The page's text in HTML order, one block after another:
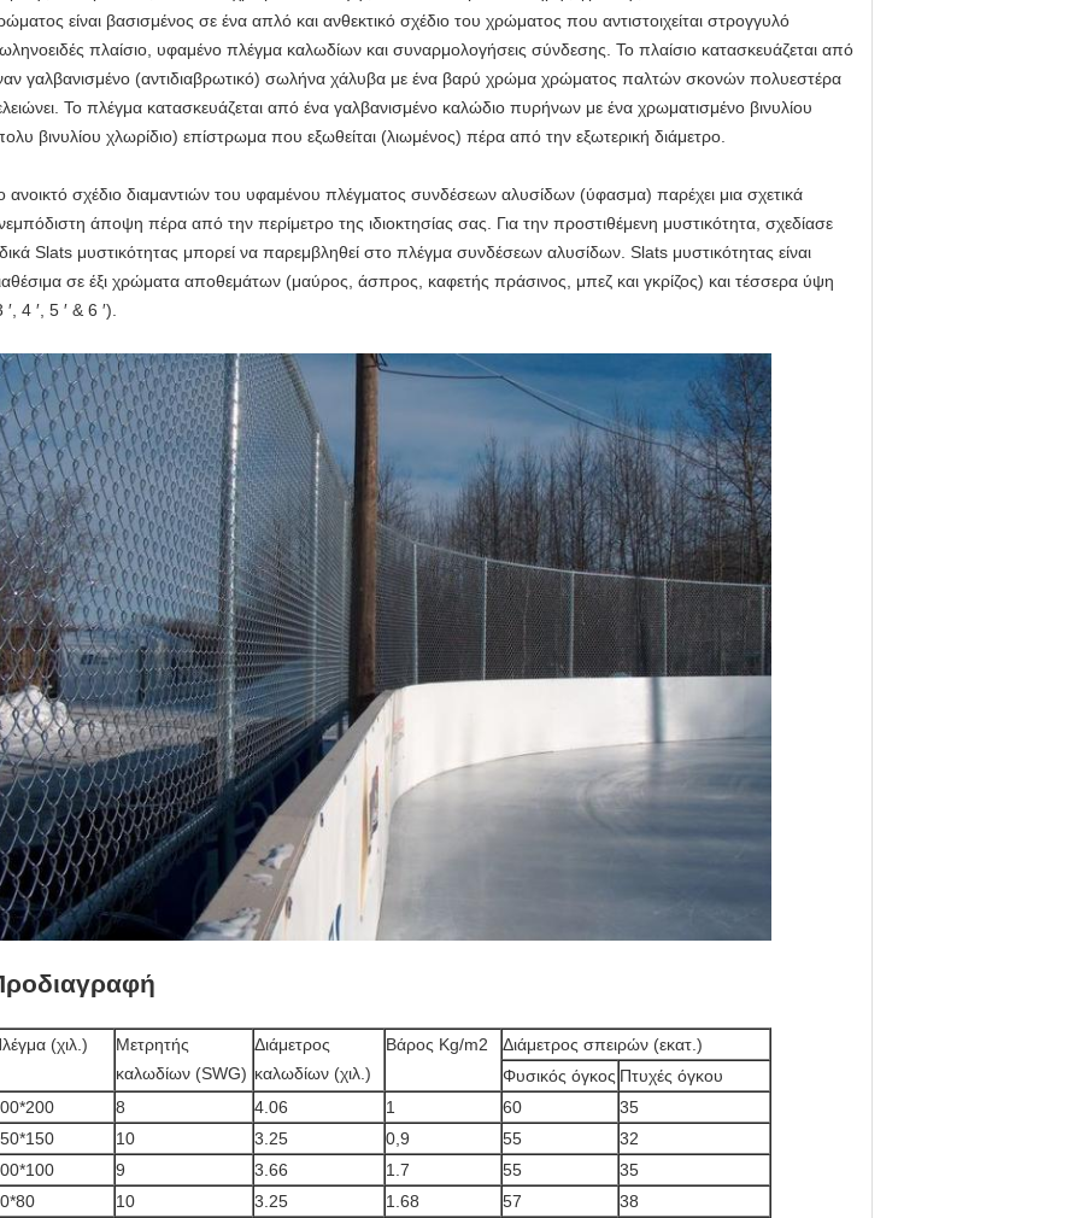
είναι βασισμένος σε ένα απλό και ανθεκτικό σχέδιο του χρώματος που αντιστοιχείται στρογγυλό
πλαίσιο, υφαμένο πλέγμα καλωδίων και συναρμολογήσεις σύνδεσης. Το πλαίσιο κατασκευάζεται από
γαλβανισμένο (αντιδιαβρωτικό) σωλήνα χάλυβα με ένα βαρύ χρώμα χρώματος παλτών σκονών πολυεστέρα
Το πλέγμα κατασκευάζεται από ένα γαλβανισμένο καλώδιο πυρήνων με ένα χρωματισμένο βινυλίου
βινυλίου χλωρίδιο) επίστρωμα που εξωθείται (λιωμένος) πέρα από την εξωτερική διάμετρο.
ανοικτό σχέδιο διαμαντιών του υφαμένου πλέγματος συνδέσεων αλυσίδων (ύφασμα) παρέχει μια σχετικά
άποψη πέρα από την περίμετρο της ιδιοκτησίας σας. Για την προστιθέμενη μυστικότητα, σχεδίασε
Slats μυστικότητας μπορεί να παρεμβληθεί στο πλέγμα συνδέσεων αλυσίδων. Slats μυστικότητας είναι
σε έξι χρώματα αποθεμάτων (μαύρος, άσπρος, καφετής πράσινος, μπεζ και γκρίζος) και τέσσερα ύψη
′, 4 ′, 5 ′ & 6 ′).
(χιλ.)
Μετρητής
καλωδίων (SWG)
Διάμετρος
καλωδίων (χιλ.)
Βάρος Kg/m2
Διάμετρος σπειρών (εκατ.)
Φυσικός όγκος Πτυχές όγκου
8 4.06 1 60
35
10 3.25 0,9 55
32
9 3.66 1.7 55
35
10 3.25 1.68 57
38